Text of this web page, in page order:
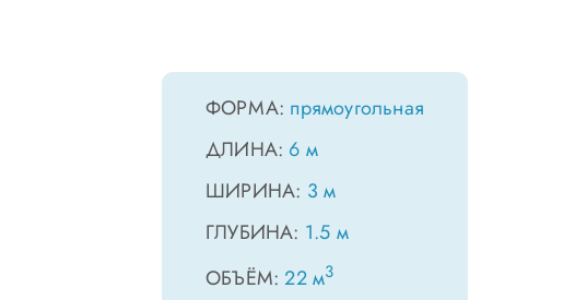
ФОРМА: прямоугольная
ДЛИНА: 6 м
ШИРИНА: 3 м
ГЛУБИНА: 1.5 м
ОБЪЁМ:22 м3